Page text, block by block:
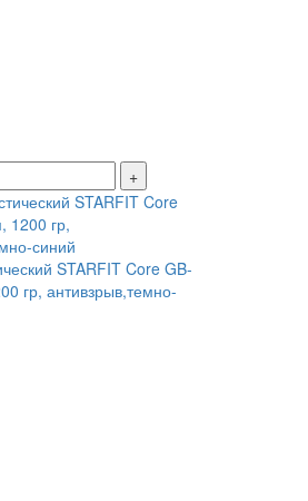
+
STARFIT Core GB-
гр, антивзрыв,темно-